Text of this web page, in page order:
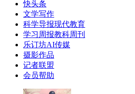
快头条
文学写作
科学导报现代教育
学习周报教科周刊
乐订坊AI传媒
摄影作品
记者联盟
会员帮助